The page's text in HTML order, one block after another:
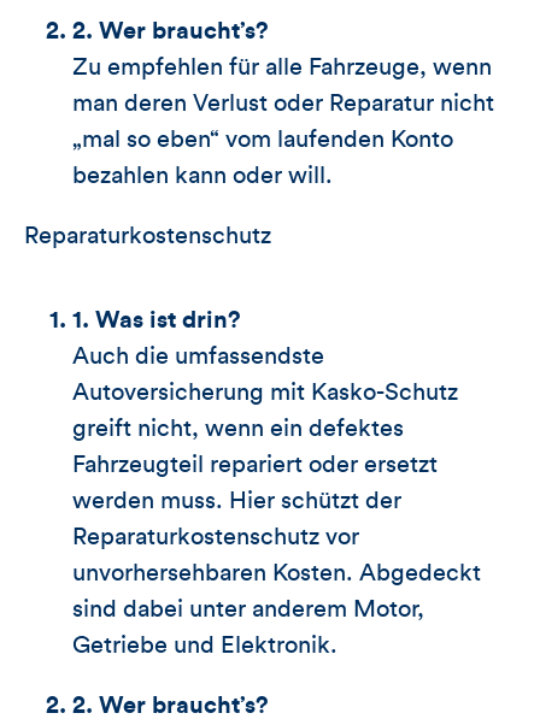
2. Wer braucht’s?
Zu empfehlen für alle Fahrzeuge, wenn
man deren Verlust oder Reparatur nicht
„mal so eben“ vom laufenden Konto
bezahlen kann oder will.
Reparaturkostenschutz
1. Was ist drin?
Auch die umfassendste
Autoversicherung mit Kasko-Schutz
greift nicht, wenn ein defektes
Fahrzeugteil repariert oder ersetzt
werden muss. Hier schützt der
Reparaturkostenschutz vor
unvorhersehbaren Kosten. Abgedeckt
sind dabei unter anderem Motor,
Getriebe und Elektronik.
2. Wer braucht’s?